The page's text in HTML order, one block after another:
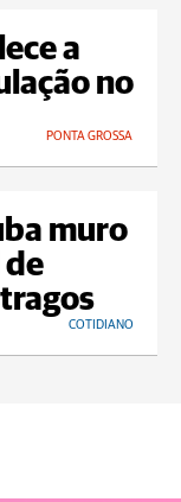
a
no
PONTA GROSSA
muro
de
COTIDIANO